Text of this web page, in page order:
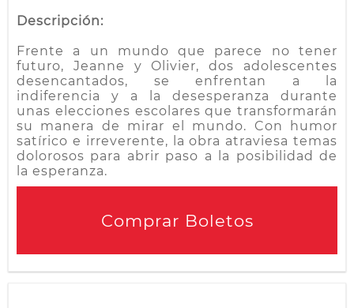
Descripción:
Frente a un mundo que parece no tener
futuro, Jeanne y Olivier, dos adolescentes
desencantados, se enfrentan a la
indiferencia y a la desesperanza durante
unas elecciones escolares que transformarán
su manera de mirar el mundo. Con humor
satírico e irreverente, la obra atraviesa temas
dolorosos para abrir paso a la posibilidad de
la esperanza.
Comprar Boletos